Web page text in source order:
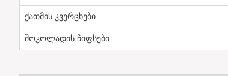
ქათმის კვერცხები
შოკოლადის ჩიფსები